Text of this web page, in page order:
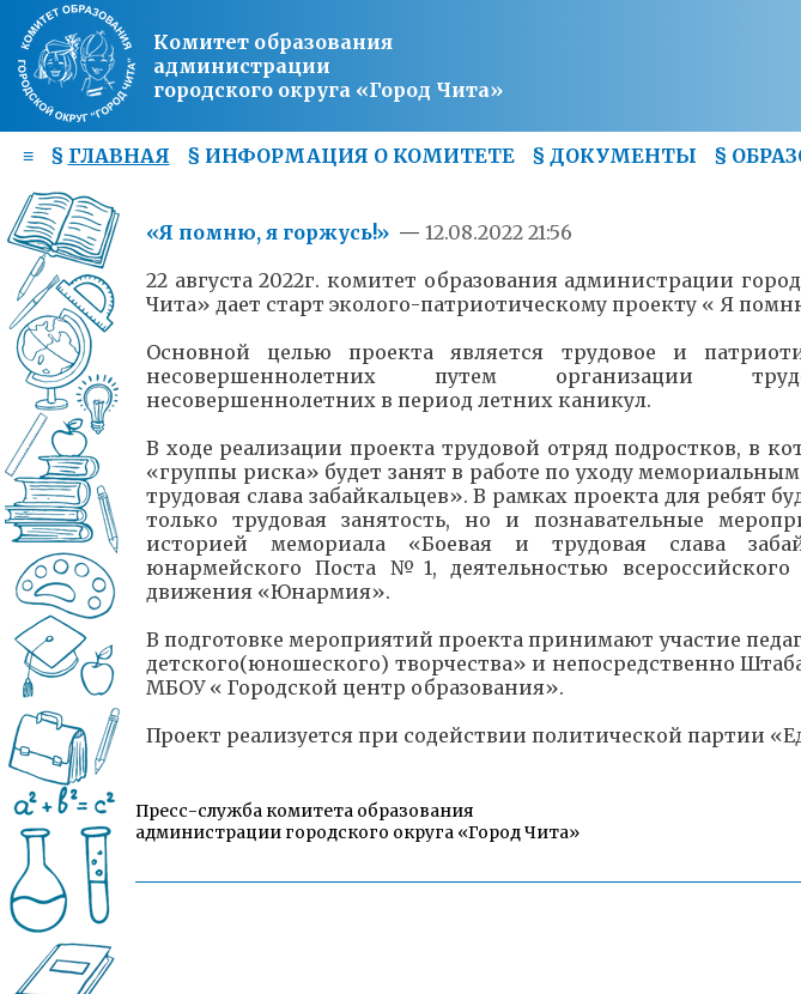
Комитет образования
администрации
городского округа «Город Чита»
≡ § ГЛАВНАЯ § ИНФОРМАЦИЯ О КОМИТЕТЕ § ДОКУМЕНТЫ §
«Я помню, я горжусь!» — 12.08.2022 21:56
22 августа 2022г. комитет образования администрации
Чита» дает старт эколого-патриотическому проекту « Я
Основной целью проекта является трудовое и
несовершеннолетних путем организации
несовершеннолетних в период летних каникул.
В ходе реализации проекта трудовой отряд подростков, в
«группы риска» будет занят в работе по уходу
трудовая слава забайкальцев». В рамках проекта для ребят
только трудовая занятость, но и познавательные
историей мемориала «Боевая и трудовая слава
юнармейского Поста №1, деятельностью всероссийского
движения «Юнармия».
В подготовке мероприятий проекта принимают участие
детского(юношеского) творчества» и непосредственно
МБОУ « Городской центр образования».
Проект реализуется при содействии политической партии
Пресс-служба комитета образования
администрации городского округа «Город Чита»